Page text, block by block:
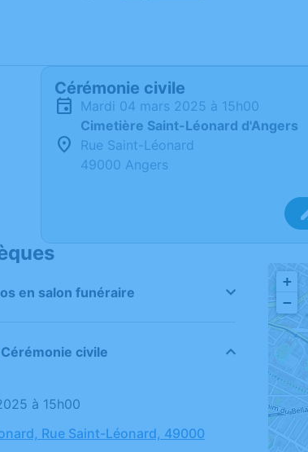
Cérémonie civile
mardi 04 mars 2025 à 15h00
Cimetière Saint-Léonard d'Angers
Rue Saint-Léonard
49000 Angers
en salon funéraire
Cérémonie civile
à 15h00
Rue Saint-Léonard, 49000
+
−